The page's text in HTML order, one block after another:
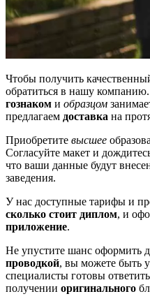
Чтобы получить
обратиться в нашу
гознаком и образцом
предлагаем доставка на
Приобретите высшее
Согласуйте макет и
что ваши данные будут
заведения.
У нас доступные тарифы и
сколько стоит диплом, и
приложение.
Не упустите шанс оформить
проводкой, вы можете быть
специалисты готовы
получении оригинального